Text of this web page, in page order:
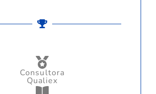
Consultora
Qualiex